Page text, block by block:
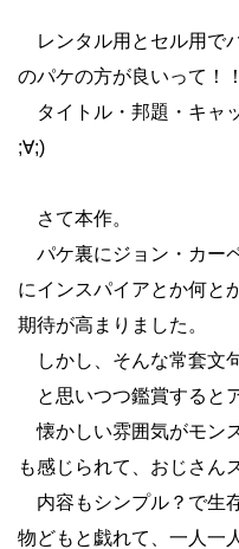
レンタル用とセル用で
のパケの方が良いって！！
タイトル・邦題・キャ
;∀;)
さて本作。
パケ裏にジョン・カー
にインスパイアとか何と
期待が高まりました。
しかし、そんな常套文
と思いつつ鑑賞すると
懐かしい雰囲気がモン
も感じられて、おじさ
内容もシンプル？で生
物どもと戯れて、一人一